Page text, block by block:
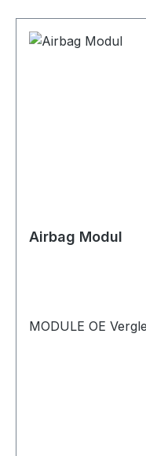
Airbag Modul
MODULE OE